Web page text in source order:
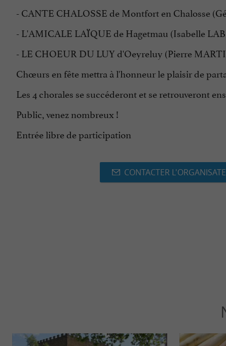
- CANTE CHALOSSE de Montfort en Chalosse
- L'AMICALE LAÏQUE de Hagetmau (Isabelle
- LE CHOEUR DU LUY d'Oeyreluy (Pierre
Chœurs en fête mettra à l'honneur le plaisir de
Les 4 chorales se succéderont et se retrouveront
Public, venez nombreux !
Entrée libre de participation
CONTACTER